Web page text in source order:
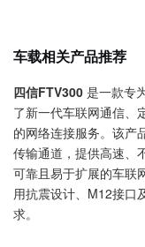
车载相关产品推荐
四信FTV300 是一款专
了新一代车联网通信、
的网络连接服务。该产
传输通道，提供高速、
可靠且易于扩展的车联
用抗震设计、M12接口
求。